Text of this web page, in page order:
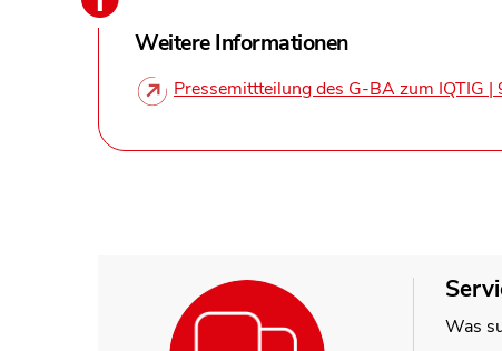
Weitere Informationen
Pressemittteilung des G-BA zum IQTIG |
Was